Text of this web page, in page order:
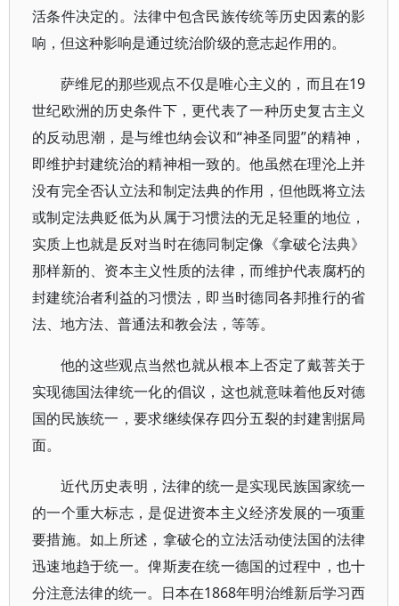
活条件决定的。法律中包含民族传统等历史因素的影
响，但这种影响是通过统治阶级的意志起作用的。
萨维尼的那些观点不仅是唯心主义的，而且在19
世纪欧洲的历史条件下，更代表了一种历史复古主义
的反动思潮，是与维也纳会议和“神圣同盟”的精神，
即维护封建统治的精神相一致的。他虽然在理沦上并
没有完全否认立法和制定法典的作用，但他既将立法
或制定法典贬低为从属于习惯法的无足轻重的地位，
实质上也就是反对当时在德同制定像《拿破仑法典》
那样新的、资本主义性质的法律，而维护代表腐朽的
封建统治者利益的习惯法，即当时德同各邦推行的省
法、地方法、普通法和教会法，等等。
他的这些观点当然也就从根本上否定了戴菩关于
实现德国法律统一化的倡议，这也就意味着他反对德
国的民族统一，要求继续保存四分五裂的封建割据局
面。
近代历史表明，法律的统一是实现民族国家统一
的一个重大标志，是促进资本主义经济发展的一项重
要措施。如上所述，拿破仑的立法活动使法国的法律
迅速地趋于统一。俾斯麦在统一德国的过程中，也十
分注意法律的统一。日本在1868年明治维新后学习西